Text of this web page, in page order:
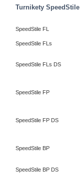
Turnikety SpeedStile
SpeedStile FL
SpeedStile FLs
SpeedStile FLs DS
SpeedStile FP
SpeedStile FP DS
SpeedStile BP
SpeedStile BP DS